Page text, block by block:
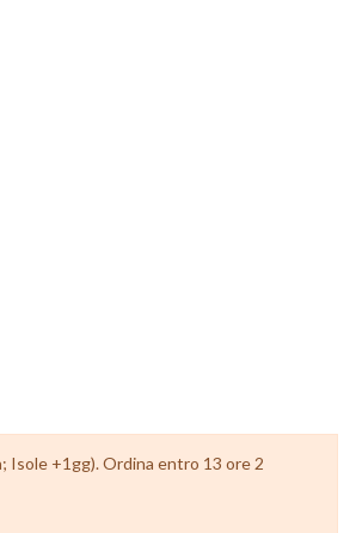
Isole +1gg). Ordina entro 13 ore 2